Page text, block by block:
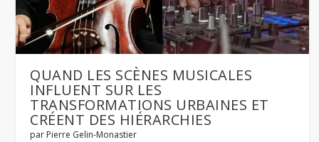
QUAND LES SCÈNES MUSICALES
INFLUENT SUR LES
TRANSFORMATIONS URBAINES ET
CRÉENT DES HIÉRARCHIES
par Pierre Gelin-Monastier